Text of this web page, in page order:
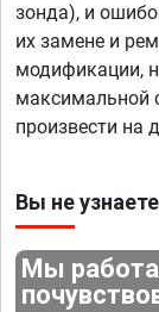
зонда), и
их замене и
модификации,
максимальной
произвести на
Вы не
Мы